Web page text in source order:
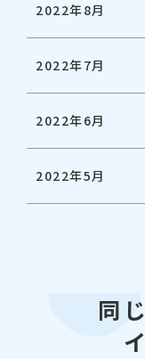
2022年8月
2022年7月
2022年6月
2022年5月
同